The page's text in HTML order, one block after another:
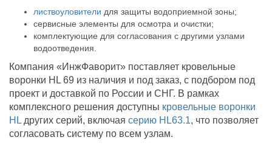
листвоуловители для защиты водоприемной зоны;
сервисные элементы для осмотра и очистки;
комплектующие для согласования с другими узлами
водоотведения.
Компания «ИнжФаворит» поставляет кровельные
воронки HL 69 из наличия и под заказ, с подбором под
проект и доставкой по России и СНГ. В рамках
комплексного решения доступны кровельные воронки
HL других серий, включая серию HL63.1, что позволяет
согласовать систему по всем узлам.